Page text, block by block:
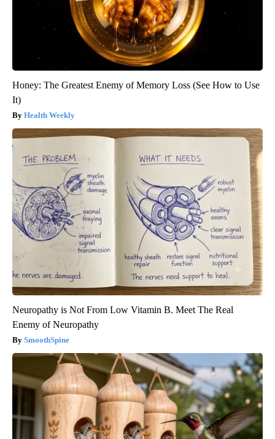
Honey: The Greatest Enemy of Memory Loss (See How to Use
It)
Health Weekly
Neuropathy is Not From Low Vitamin B. Meet The Real
Enemy of Neuropathy
SmoothSpine